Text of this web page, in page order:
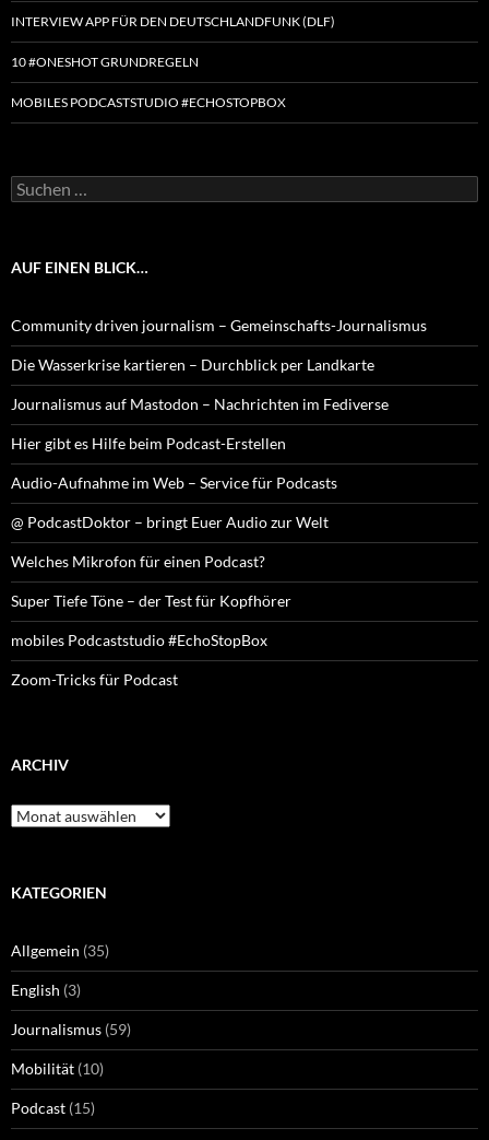
INTERVIEW APP FÜR DEN DEUTSCHLANDFUNK (DLF)
10 #ONESHOT GRUNDREGELN
MOBILES PODCASTSTUDIO #ECHOSTOPBOX
Suchen
nach:
AUF EINEN BLICK…
Community driven journalism – Gemeinschafts-Journalismus
Die Wasserkrise kartieren – Durchblick per Landkarte
Journalismus auf Mastodon – Nachrichten im Fediverse
Hier gibt es Hilfe beim Podcast-Erstellen
Audio-Aufnahme im Web – Service für Podcasts
@ PodcastDoktor – bringt Euer Audio zur Welt
Welches Mikrofon für einen Podcast?
Super Tiefe Töne – der Test für Kopfhörer
mobiles Podcaststudio #EchoStopBox
Zoom-Tricks für Podcast
ARCHIV
Archiv
KATEGORIEN
Allgemein (35)
English (3)
Journalismus (59)
Mobilität (10)
Podcast (15)